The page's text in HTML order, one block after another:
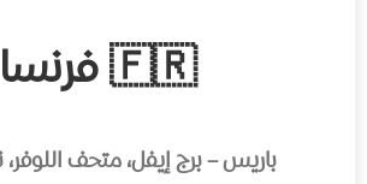
🇫🇷 فرنسا
باريس – برج إيفل، متحف